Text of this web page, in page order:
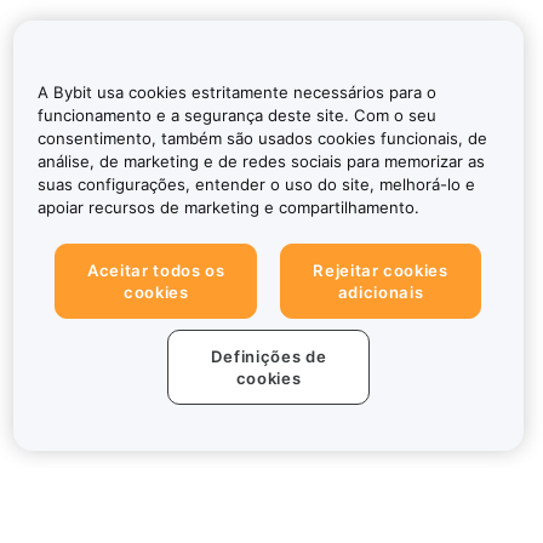
A Bybit usa cookies estritamente necessários para o
funcionamento e a segurança deste site. Com o seu
consentimento, também são usados cookies funcionais, de
análise, de marketing e de redes sociais para memorizar as
suas configurações, entender o uso do site, melhorá-lo e
apoiar recursos de marketing e compartilhamento.
Aceitar todos os
cookies
Rejeitar cookies
adicionais
Definições de
cookies